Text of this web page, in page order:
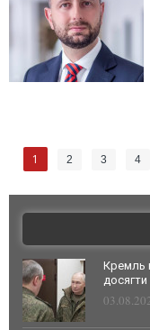
1 2 3 4
Кремль
досягти